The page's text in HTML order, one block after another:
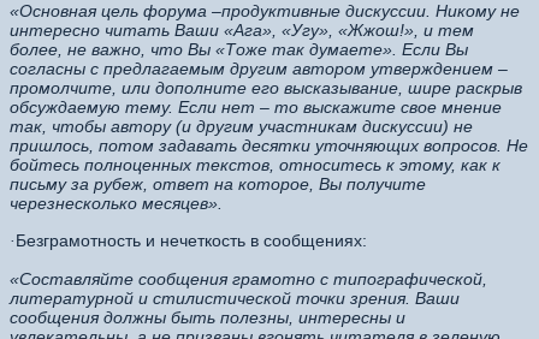
«Основная цель форума –продуктивные дискуссии. Никому не
интересно читать Ваши «Ага», «Угу», «Жжош!», и тем
более, не важно, что Вы «Тоже так думаете». Если Вы
согласны с предлагаемым другим автором утверждением –
промолчите, или дополните его высказывание, шире раскрыв
обсуждаемую тему. Если нет – то выскажите свое мнение
так, чтобы автору (и другим участникам дискуссии) не
пришлось, потом задавать десятки уточняющих вопросов. Не
бойтесь полноценных текстов, относитесь к этому, как к
письму за рубеж, ответ на которое, Вы получите
черезнесколько месяцев».
· Безграмотность и нечеткость в сообщениях:
«Составляйте сообщения грамотно с типографической,
литературной и стилистической точки зрения. Ваши
сообщения должны быть полезны, интересны и